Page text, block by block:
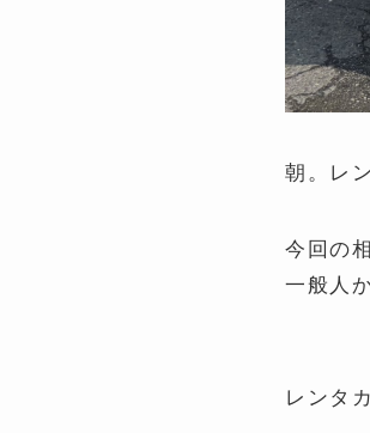
朝。レ
今回の
一般人
レンタ